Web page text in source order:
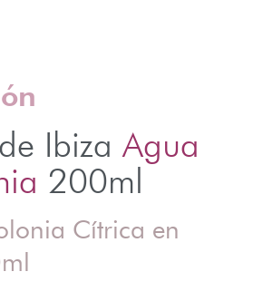
IbizaAgua
200ml
Cítrica en